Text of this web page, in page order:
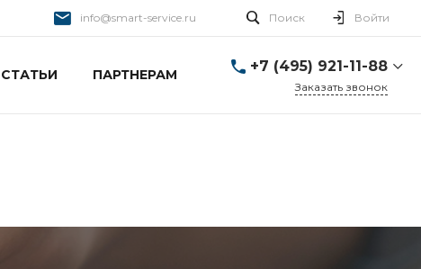
info@smart-service.ru Поиск Войти
СТАТЬИ ПАРТНЕРАМ
+7 (495) 921-11-88
Заказать звонок